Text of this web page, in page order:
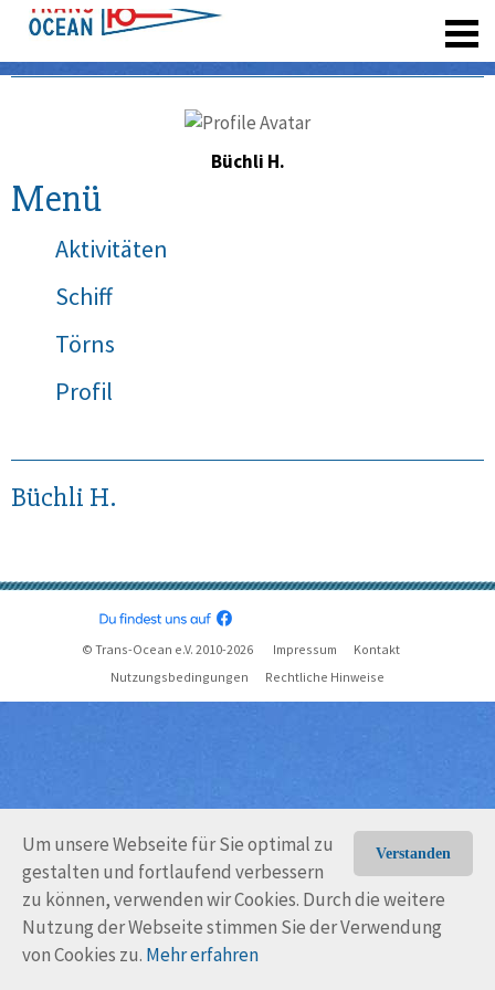
Verstanden
Um unsere Webseite für Sie optimal zu
gestalten und fortlaufend verbessern
zu können, verwenden wir Cookies. Durch die weitere
Nutzung der Webseite stimmen Sie der Verwendung
von Cookies zu. Mehr erfahren
Büchli H.
Menü
Aktivitäten
Schiff
Törns
Profil
Büchli H.
© Trans-Ocean e.V. 2010-2026 Impressum
Kontakt
Nutzungsbedingungen
Rechtliche Hinweise